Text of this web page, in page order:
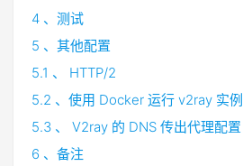
4 、测试
5 、其他配置
5.1 、 HTTP/2
5.2 、使用 Docker 运行 v2ray 实例
5.3 、 V2ray 的 DNS 传出代理配置
6 、备注